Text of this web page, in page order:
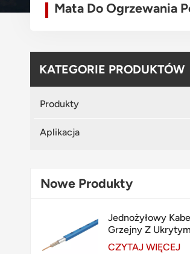
Mata Do Ogrzewania
KATEGORIE PRODUKTÓW
Produkty
Aplikacja
Nowe Produkty
Jednożyłowy
Grzejny Z Ukrytym
Złączem W Płycie
CZYTAJ WIĘCEJ